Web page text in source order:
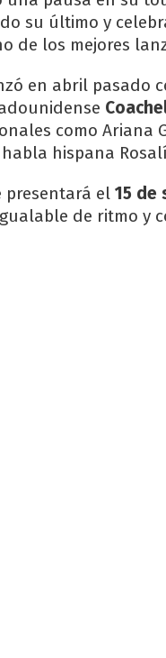
su último y
de los mejores
en abril pasado
como Ariana
hispana
presentará el 15 de
de ritmo y